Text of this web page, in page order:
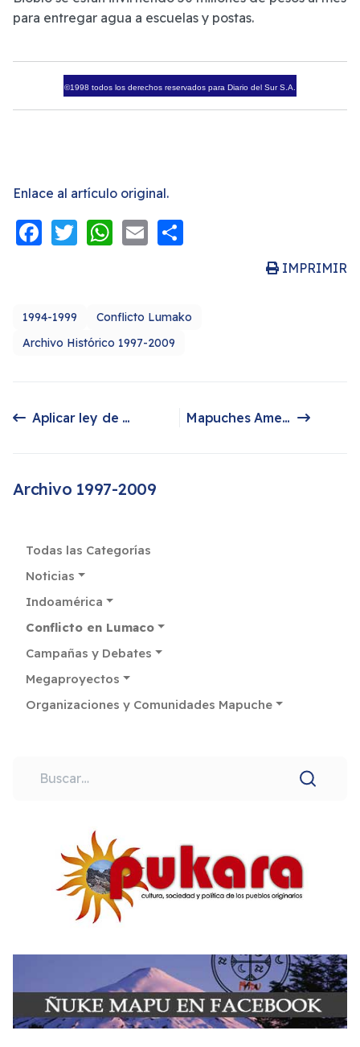
para entregar agua a escuelas y postas.
©1998 todos los derechos reservados para Diario del Sur S.A.
Enlace al artículo original.
Facebook
Twitter
WhatsApp
Email
IMPRIMIR
1994-1999
Conflicto Lumako
Archivo Histórico 1997-2009
Aplicar ley de seguridad no resuelve conflicto mapuche
Artículo siguiente: Mapuches Amenazan Talar Bosques de Fundo Tomado
Mapuches Amenazan Talar Bosques de Fundo Tomado
Archivo 1997-2009
Todas las Categorías
Noticias
Indoamérica
Conflicto en Lumaco
Campañas y Debates
Megaproyectos
Organizaciones y Comunidades Mapuche